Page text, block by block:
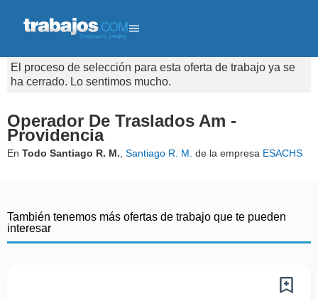
El proceso de selección para esta oferta de trabajo ya se
ha cerrado. Lo sentimos mucho.
Operador De Traslados Am -
Providencia
En Todo Santiago R. M. Santiago R. M. de la empresa ESACHS
También tenemos más ofertas de trabajo que te pueden
interesar